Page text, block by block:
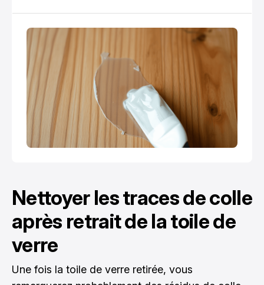
respirer le matériau.
Nettoyer les traces de colle
après retrait de la toile de
verre
Une fois la toile de verre retirée, vous